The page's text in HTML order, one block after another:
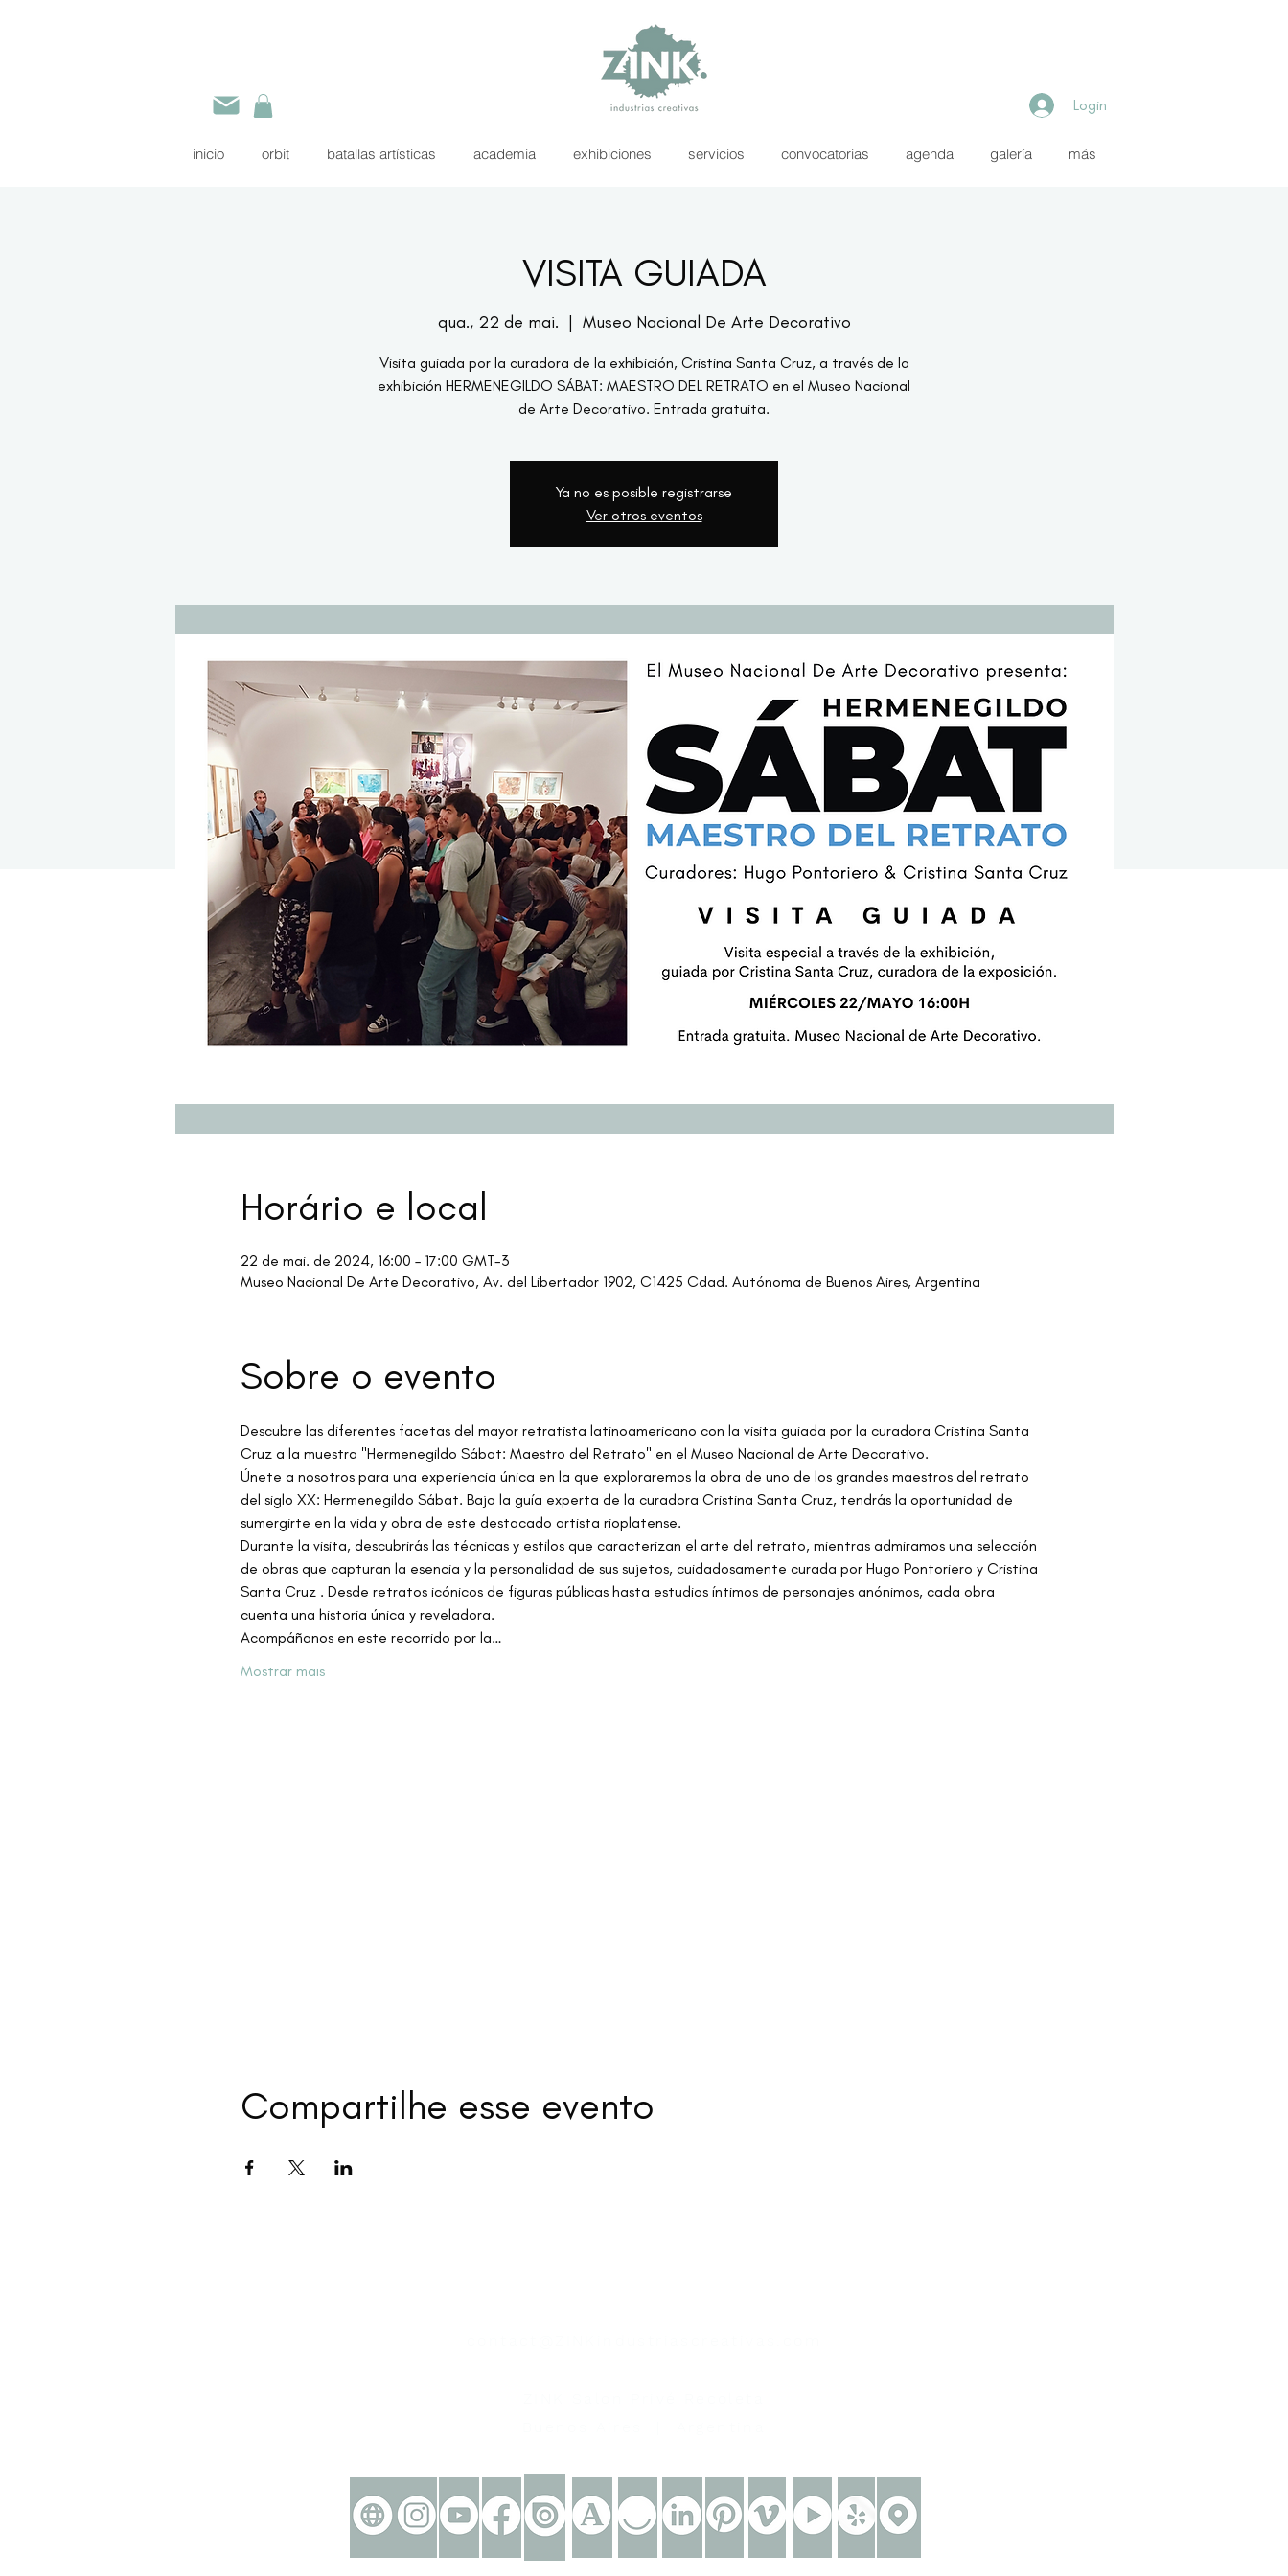
Login
inicio orbit batallas artísticas academia exhibiciones servicios convocatorias agenda galería más
VISITA GUIADA
qua., 22 de mai.
  |
Museo Nacional De Arte Decorativo
Visita guiada por la curadora de la exhibición, Cristina Santa Cruz, a través de la
exhibición HERMENEGILDO SÁBAT: MAESTRO DEL RETRATO en el Museo Nacional
de Arte Decorativo. Entrada gratuita.
Ya no es posible registrarse
Ver otros eventos
Horário e local
22 de mai. de 2024, 16:00 – 17:00 GMT-3
Museo Nacional De Arte Decorativo, Av. del Libertador 1902, C1425 Cdad. Autónoma de Buenos Aires, Argentina
Sobre o evento
Descubre las diferentes facetas del mayor retratista latinoamericano con la visita guiada por la curadora Cristina Santa
Cruz a la muestra "Hermenegildo Sábat: Maestro del Retrato" en el Museo Nacional de Arte Decorativo.
Únete a nosotros para una experiencia única en la que exploraremos la obra de uno de los grandes maestros del retrato
del siglo XX: Hermenegildo Sábat. Bajo la guía experta de la curadora Cristina Santa Cruz, tendrás la oportunidad de
sumergirte en la vida y obra de este destacado artista rioplatense.
Durante la visita, descubrirás las técnicas y estilos que caracterizan el arte del retrato, mientras admiramos una selección
de obras que capturan la esencia y la personalidad de sus sujetos, cuidadosamente curada por Hugo Pontoriero y Cristina
Santa Cruz . Desde retratos icónicos de figuras públicas hasta estudios íntimos de personajes anónimos, cada obra
cuenta una historia única y reveladora.
Acompáñanos en este recorrido por la…
Mostrar mais
Compartilhe esse evento